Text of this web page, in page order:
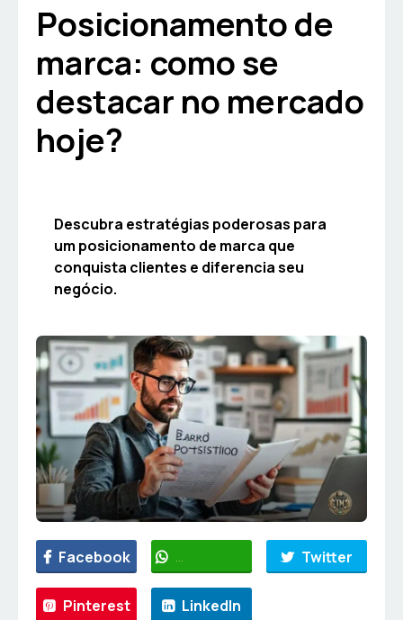
Posicionamento de
marca: como se
destacar no mercado
hoje?
Descubra estratégias poderosas para
um posicionamento de marca que
conquista clientes e diferencia seu
negócio.
Facebook WhatsApp Twitter
Pinterest LinkedIn